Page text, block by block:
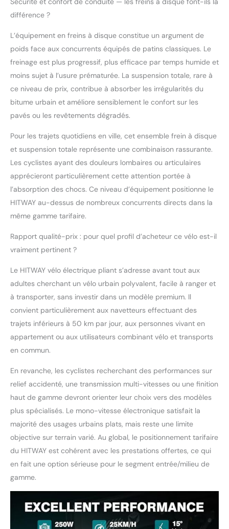
cyclistes mesurant
entre 163 et 190 cm, il
offre une selle et un
guidon réglables en
hauteur pour une
expérience
personnalisée. Freinage
fluide : Le système
pédalage intelligent à
trois niveaux assure une
assistance continue et
fluide pour vos trajets
quotidiens ou vos
balades, tandis que les
freins à disque avant et
garantissent une
vous permettant de
circuler en toute
confiance dans les rues
animées ou sur les
pistes cyclables
sinueuses.
différence ?
L’équipement en freins à disque constitue un argument de
poids face aux concurrents équipés de patins classiques. Le
freinage est plus progressif, plus efficace par temps humide et
moins sujet à l’usure prématurée. La suspension totale, rare à
ce niveau de prix, contribue à absorber les irrégularités du
bitume urbain et améliore sensiblement le confort sur les
pavés ou les revêtements dégradés.
Pour les trajets quotidiens en ville, cet ensemble frein à disque
et suspension totale représente une combinaison rassurante.
Les cyclistes ayant des douleurs lombaires ou articulaires
apprécieront particulièrement cette attention portée à
l’absorption des chocs. Ce niveau d’équipement positionne le
HITWAY au-dessus de nombreux concurrents directs dans la
même gamme tarifaire.
Rapport qualité-prix : pour quel profil d’acheteur ce vélo est-il
vraiment pertinent ?
Le HITWAY vélo électrique pliant s’adresse avant tout aux
adultes cherchant un vélo urbain polyvalent, facile à ranger et
à transporter, sans investir dans un modèle premium. Il
convient particulièrement aux navetteurs effectuant des
trajets inférieurs à 50 km par jour, aux personnes vivant en
appartement ou aux utilisateurs combinant vélo et transports
en commun.
En revanche, les cyclistes recherchant des performances sur
relief accidenté, une transmission multi-vitesses ou une finition
haut de gamme devront orienter leur choix vers des modèles
plus spécialisés. Le mono-vitesse électronique satisfait la
majorité des usages urbains plats, mais reste une limite
objective sur terrain varié. Au global, le positionnement tarifaire
du HITWAY est cohérent avec les prestations offertes, ce qui
en fait une option sérieuse pour le segment entrée/milieu de
gamme.